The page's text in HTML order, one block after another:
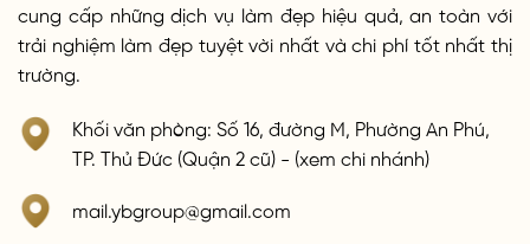
cung cấp những dịch vụ làm đẹp hiệu quả, an toàn với
trải nghiệm làm đẹp tuyệt vời nhất và chi phí tốt nhất thị
trường.
Khối văn phòng: Số 16, đường M, Phường An Phú,
TP. Thủ Đức (Quận 2 cũ) - (xem chi nhánh)
mail.ybgroup@gmail.com